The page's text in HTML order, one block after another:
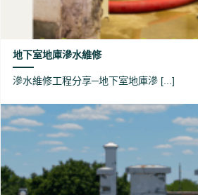
地下室地庫滲水維修
滲水維修工程分享─地下室地庫滲 [...]